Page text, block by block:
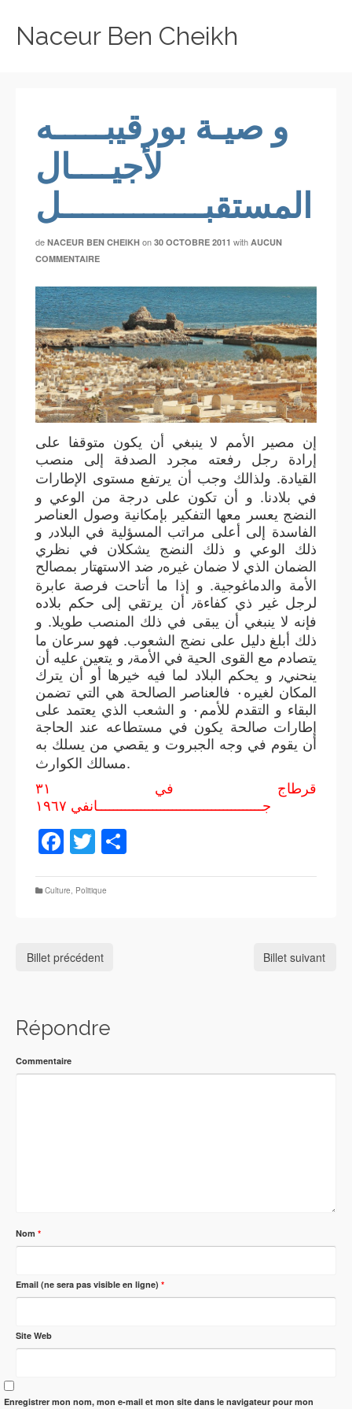
Naceur Ben Cheikh
و صيـة بورقيبـــــه
لأجيــــال
المستقبــــــــــــــل
de NACEUR BEN CHEIKH on 30 OCTOBRE 2011 with AUCUN
COMMENTAIRE
إن مصير الأمم لا ينبغي أن يكون متوقفا على
إرادة رجل رفعته مجرد الصدفة إلى منصب
القيادة. ولذالك وجب أن يرتفع مستوى الإطارات
في بلادنا. و أن تكون على درجة من الوعي و
النضج يعسر معها التفكير بإمكانية وصول العناصر
الفاسدة إلى أعلى مراتب المسؤلية في البلاد٫ و
ذلك الوعي و ذلك النضج يشكلان في نظري
الضمان الذي لا ضمان غيره٫ ضد الاستهتار بمصالح
الأمة والدماغوجية. و إذا ما أتاحت فرصة عابرة
لرجل غير ذي كفاءة٫ أن يرتقي إلى حكم بلاده
فإنه لا ينبغي أن يبقى في ذلك المنصب طويلا. و
ذلك أبلغ دليل على نضج الشعوب. فهو سرعان ما
يتصادم مع القوى الحية في الأمة٫ و يتعين عليه أن
ينحني٫ و يحكم البلاد لما فيه خيرها أو أن يترك
المكان لغيره٠ فالعناصر الصالحة هي التي تضمن
البقاء و التقدم للأمم٠ و الشعب الذي يعتمد على
إطارات صالحة يكون في مستطاعه عند الحاجة
أن يقوم في وجه الجبروت و يقصي من يسلك به
مسالك الكوارث.
قرطاج في ٣١
جــــــــــــــــــــــــــــــــــــــــــانفي ١٩٦٧
Facebook
Twitter
Culture, Politique
Billet précédent Billet suivant
Répondre
Commentaire
Nom *
Email (ne sera pas visible en ligne) *
Site Web
Enregistrer mon nom, mon e-mail et mon site dans le navigateur pour mon